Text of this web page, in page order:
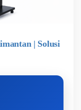
| Solusi